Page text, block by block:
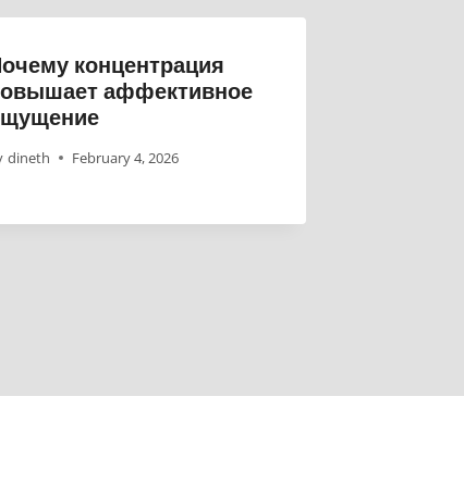
концентрация
аффективное
dineth February 4, 2026